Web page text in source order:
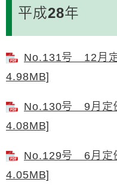
平成28年
No.131号 12月
4.98MB]
No.130号 9月定
4.08MB]
No.129号 6月定
4.05MB]